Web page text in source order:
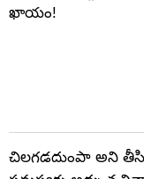
ఖాయం!
చిలగడదుంపా అని